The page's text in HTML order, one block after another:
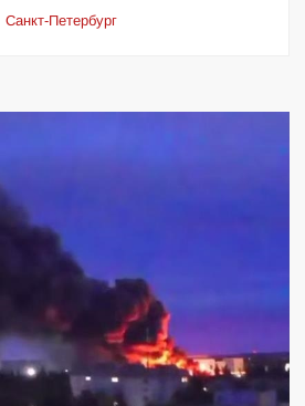
Санкт-Петербург